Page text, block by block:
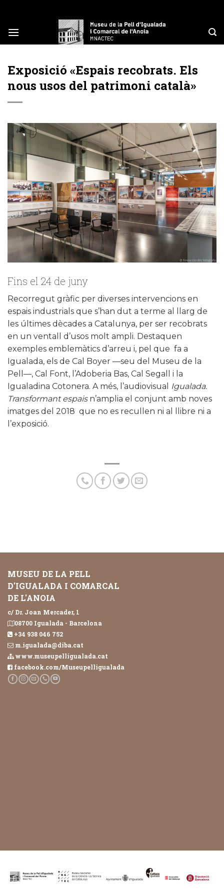
content
Exposició «Espais recobrats. Els
nous usos del patrimoni català»
Fins el 24 de juny
Recorregut gràfic per diverses intervencions en
espais industrials que s’han dut a terme al llarg de
les últimes dècades a Catalunya, per ser recobrats
en un ventall d’usos molt ampli. Destaquen
exemples emblemàtics d’arreu i, pel que fa a
Igualada, els de Cal Boyer —seu del Museu de la
Pell—, Cal Font, l’Adoberia Bas, Cal Segall i la
Igualadina Cotonera. A més, l’audiovisual
Igualada.
Transformant espais n’amplia el conjunt amb noves
imatges del 2018 que no es recullen ni al llibre ni a
l’exposició.
MUSEU DE LA PELL
D'IGUALADA I COMARCAL
DE L'ANOIA
c/ Dr. Joan Mercader, 1
08700 Igualada - Barcelona
+34 938 046 752
m.igualada@diba.cat
www.museupelligualada.cat
facebook.com/Museupelligualada